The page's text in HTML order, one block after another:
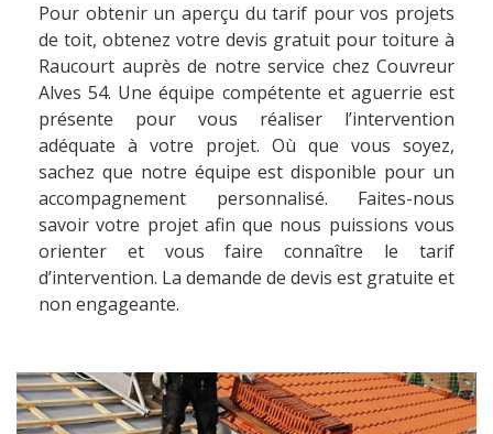
Pour obtenir un aperçu du tarif pour vos projets
de toit, obtenez votre devis gratuit pour toiture à
Raucourt auprès de notre service chez Couvreur
Alves 54. Une équipe compétente et aguerrie est
présente pour vous réaliser l’intervention
adéquate à votre projet. Où que vous soyez,
sachez que notre équipe est disponible pour un
accompagnement personnalisé. Faites-nous
savoir votre projet afin que nous puissions vous
orienter et vous faire connaître le tarif
d’intervention. La demande de devis est gratuite et
non engageante.